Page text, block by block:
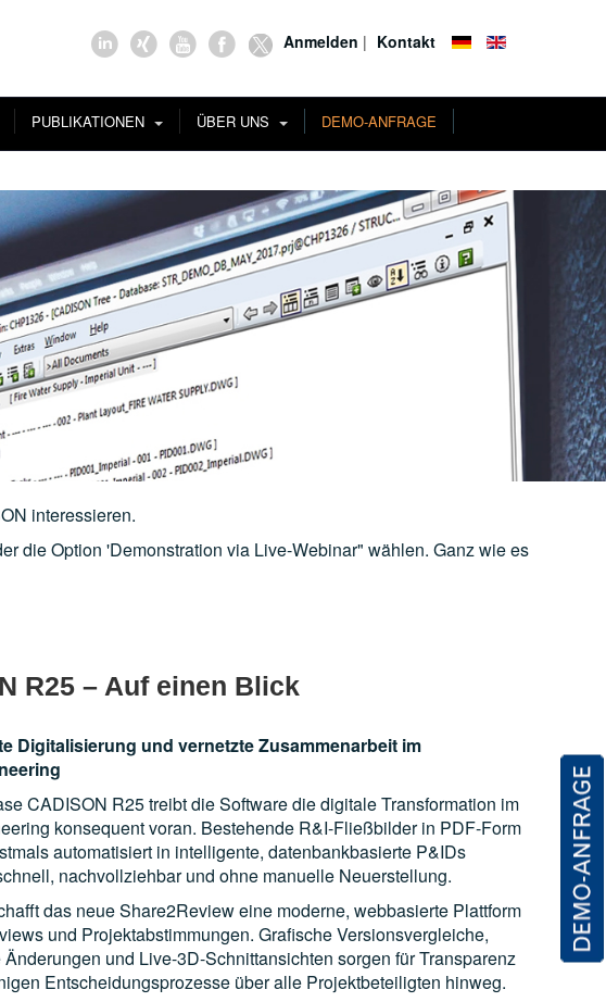
Anmelden | Kontakt
PUBLIKATIONEN ÜBER UNS DEMO-ANFRAGE
interessieren.
die Option 'Demonstration via Live-Webinar" wählen. Ganz wie es
R25 – Auf einen Blick
Digitalisierung und vernetzte Zusammenarbeit im
CADISON R25 treibt die Software die digitale Transformation im
konsequent voran. Bestehende R&I-Fließbilder in PDF-Form
automatisiert in intelligente, datenbankbasierte P&IDs
nachvollziehbar und ohne manuelle Neuerstellung.
das neue Share2Review eine moderne, webbasierte Plattform
und Projektabstimmungen. Grafische Versionsvergleiche,
und Live-3D-Schnittansichten sorgen für Transparenz
Entscheidungsprozesse über alle Projektbeteiligten hinweg.